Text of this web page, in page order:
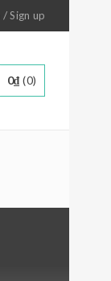
/Sign up
0₫ 0